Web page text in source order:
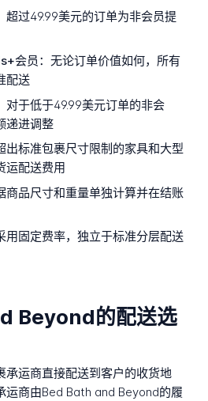
超过49.99美元的订单为非会员提
会员： 无论订单价值如何，所有
配送
对于低于49.99美元订单的非会
递进调整
出标准包裹尺寸限制的家具和大型
运配送费用
商品尺寸和重量单独计算并在结账
用固定费率，独立于标准分层配送
Beyond的配送选
承运商直接配送到客户的收货地
运商由Bed Bath and Beyond的履